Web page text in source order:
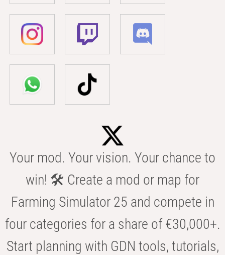
Your mod. Your vision. Your chance to
win! 🛠️ Create a mod or map for
Farming Simulator 25 and compete in
four categories for a share of €30,000+.
Start planning with GDN tools, tutorials,